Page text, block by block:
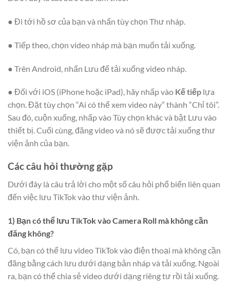
● Đi tới hồ sơ của bạn và nhấn tùy chọn Thư nháp.
● Tiếp theo, chọn video nháp mà bạn muốn tải xuống.
● Trên Android, nhấn Lưu để tải xuống video nháp.
● Đối với iOS (iPhone hoặc iPad), hãy nhấp vào Kế tiếp lựa
chọn. Đặt tùy chọn “Ai có thể xem video này” thành “Chỉ tôi”.
Sau đó, cuộn xuống, nhấp vào Tùy chọn khác và bật Lưu vào
thiết bị. Cuối cùng, đăng video và nó sẽ được tải xuống thư
viện ảnh của bạn.
Các câu hỏi thường gặp
Dưới đây là câu trả lời cho một số câu hỏi phổ biến liên quan
đến việc lưu TikTok vào thư viện ảnh.
1) Bạn có thể lưu TikTok vào Camera Roll mà không cần
đăng không?
Có, bạn có thể lưu video TikTok vào điện thoại mà không cần
đăng bằng cách lưu dưới dạng bản nháp và tải xuống. Ngoài
ra, bạn có thể chia sẻ video dưới dạng riêng tư rồi tải xuống.